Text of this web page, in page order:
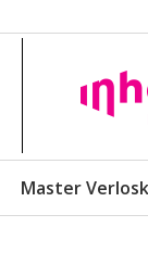
Master